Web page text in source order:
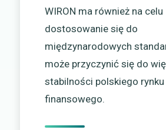
WIRON ma również na celu
dostosowanie się do
międzynarodowych
może przyczynić się do
stabilności polskiego rynku
finansowego.